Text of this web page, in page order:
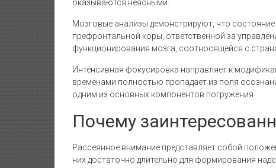
оказываются неясными.
Мозговые анализы демонстрируют, что
префронтальной коры, ответственной за
функционирования мозга, соотносящейся с
Интенсивная фокусировка направляет к
временами полностью пропадает из поля
одним из основных компонентов погружения.
Почему
Рассеянное внимание представляет собой
них достаточно длительно для формирования